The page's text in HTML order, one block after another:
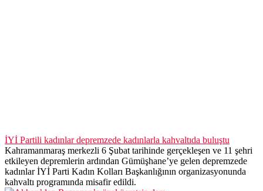
İYİ Partili kadınlar depremzede kadınlarla kahvaltıda buluştu
Kahramanmaraş merkezli 6 Şubat tarihinde gerçekleşen ve 11 şehri
etkileyen depremlerin ardından Gümüşhane’ye gelen depremzede
kadınlar İYİ Parti Kadın Kolları Başkanlığının organizasyonunda
kahvaltı programında misafir edildi.